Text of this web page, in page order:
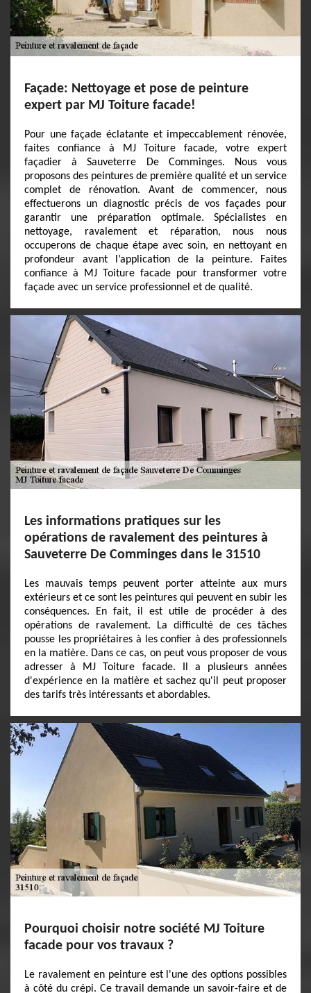
Façade: Nettoyage et pose de peinture
expert par MJ Toiture facade!
Pour une façade éclatante et impeccablement rénovée,
faites confiance à MJ Toiture facade, votre expert
façadier à Sauveterre De Comminges. Nous vous
proposons des peintures de première qualité et un service
complet de rénovation. Avant de commencer, nous
effectuerons un diagnostic précis de vos façades pour
garantir une préparation optimale. Spécialistes en
nettoyage, ravalement et réparation, nous nous
occuperons de chaque étape avec soin, en nettoyant en
profondeur avant l’application de la peinture. Faites
confiance à MJ Toiture facade pour transformer votre
façade avec un service professionnel et de qualité.
Les informations pratiques sur les
opérations de ravalement des peintures à
Sauveterre De Comminges dans le 31510
Les mauvais temps peuvent porter atteinte aux murs
extérieurs et ce sont les peintures qui peuvent en subir les
conséquences. En fait, il est utile de procéder à des
opérations de ravalement. La difficulté de ces tâches
pousse les propriétaires à les confier à des professionnels
en la matière. Dans ce cas, on peut vous proposer de vous
adresser à MJ Toiture facade. Il a plusieurs années
d'expérience en la matière et sachez qu'il peut proposer
des tarifs très intéressants et abordables.
Pourquoi choisir notre société MJ Toiture
facade pour vos travaux ?
Le ravalement en peinture est l'une des options possibles
à côté du crépi. Ce travail demande un savoir-faire et de